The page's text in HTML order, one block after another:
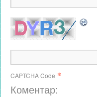
CAPTCHA Code *
Коментар: